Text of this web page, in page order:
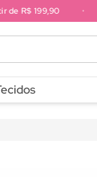
R$ 199,90